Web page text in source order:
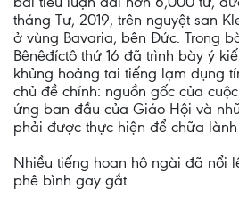
tháng Tư, 2019, trên nguyệt san
ở vùng Bavaria, bên Đức. Trong
Bênêđíctô thứ 16 đã trình bày ý
khủng hoảng tai tiếng lạm dụng
chủ đề chính: nguồn gốc của
ứng ban đầu của Giáo Hội và
phải được thực hiện để chữa
Nhiều tiếng hoan hô ngài đã nổi
phê bình gay gắt.